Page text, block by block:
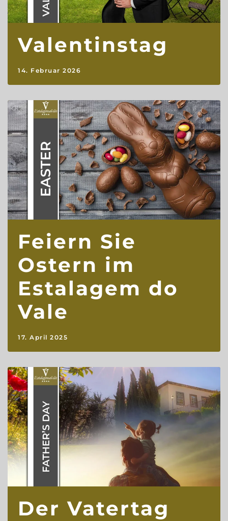
Valentinstag
14. Februar 2026
Feiern Sie
Ostern im
Estalagem do
Vale
17. April 2025
Der Vatertag